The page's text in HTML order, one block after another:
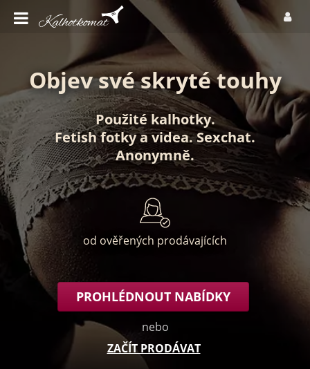
Objev své skryté touhy
Použité kalhotky.
Fetish fotkyavidea.Sexchat.
Anonymně.
od ověřených prodávajících
PROHLÉDNOUT NABÍDKY
nebo
ZAČÍT PRODÁVAT